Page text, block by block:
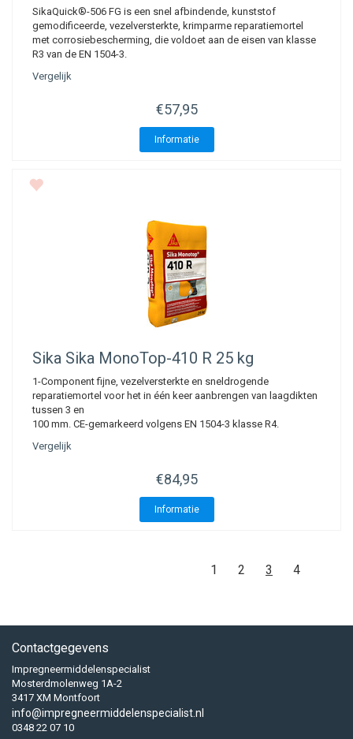
SikaQuick®-506 FG is een snel afbindende, kunststof
gemodificeerde, vezelversterkte, krimparme reparatiemortel
met corrosiebescherming, die voldoet aan de eisen van klasse
R3 van de EN 1504-3.
Vergelijk
€57,95
Informatie
Sika Sika MonoTop-410 R 25 kg
1-Component fijne, vezelversterkte en sneldrogende
reparatiemortel voor het in één keer aanbrengen van laagdikten
tussen 3 en
100 mm. CE-gemarkeerd volgens EN 1504-3 klasse R4.
Vergelijk
€84,95
Informatie
1 2 3 4
Contactgegevens
Impregneermiddelenspecialist
Mosterdmolenweg 1A-2
3417 XM Montfoort
info@impregneermiddelenspecialist.nl
0348 22 07 10